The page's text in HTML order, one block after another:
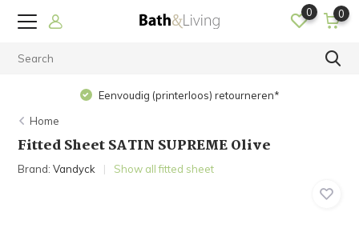
0 0
Eenvoudig (printerloos) retourneren*
Home
Fitted Sheet SATIN SUPREME Olive
Brand:Vandyck Show all fitted sheet